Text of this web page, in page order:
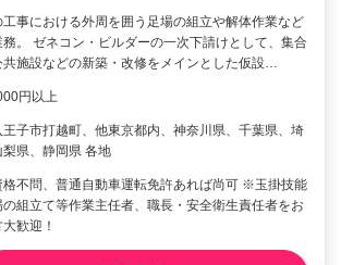
工事における外周を囲う足場の組立や解体作業など
務。 ゼネコン・ビルダーの一次下請けとして、集合
共施設などの新築・改修をメインとした仮設…
円以上
王子市打越町、他東京都内、神奈川県、千葉県、埼
梨県、静岡県 各地
格不問、普通自動車運転免許あれば尚可 ※玉掛技能
組立て等作業主任者、職長・安全衛生責任者をお
歓迎！